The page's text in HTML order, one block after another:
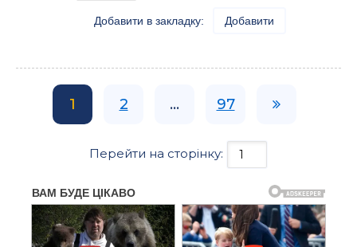
Добавити в закладку: Добавити
1 2 ... 97
Перейти на сторінку: